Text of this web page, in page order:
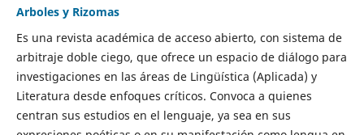
Arboles y Rizomas
Es una revista académica de acceso abierto, con sistema de
arbitraje doble ciego, que ofrece un espacio de diálogo para
investigaciones en las áreas de Lingüística (Aplicada) y
Literatura desde enfoques críticos. Convoca a quienes
centran sus estudios en el lenguaje, ya sea en sus